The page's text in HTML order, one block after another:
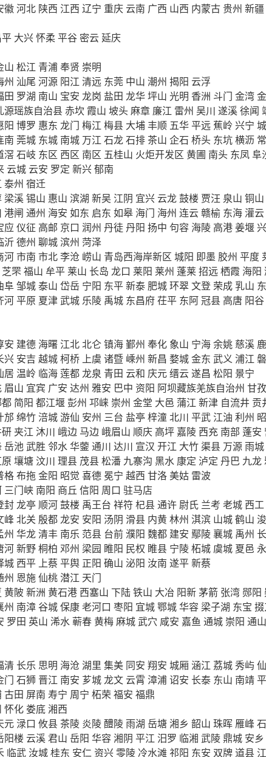
徽河北 陕西 江西 辽宁 重庆 云南 广西 山西 内蒙古 贵州 新疆
大兴怀柔平谷 密云延庆
山 松江 青浦奉贤 崇明
州 汕尾 河源 阳江 清远 东莞 中山 潮州 揭阳 云浮
田 罗湖 南山 宝安 龙岗 盐田 龙华坪山 光明 香洲 斗门 金湾
源瑶族自治县赤坎 霞山 坡头麻章 廉江 雷州 吴川 遂溪徐闻
阳 博罗 惠东 龙门 梅江 梅县 大埔丰顺 五华平远 蕉岭 兴宁
南 莞城 东城 南城 万江 石龙石排茶山 企石 桥头 东坑横沥
滘 石岐 东区 西区 南区 五桂山 火炬开发区 黄圃 南头 东凤阜
云城 云安 罗定 新兴郁南
泰州 宿迁
梁溪锡山 惠山 滨湖 新吴 江阴 宜兴 云龙鼓楼 贾汪 泉山 铜山
港闸 通州 海安 如东 启东 如皋 海门 海州 连云赣榆 东海灌云
应 仪征 高邮 京口 润州 丹徒丹阳 扬中 句容 海陵 高港姜堰
沂德州 聊城滨州 菏泽
河市南 市北李沧 崂山 青岛西海岸新区 城阳 即墨 胶州 平度
芝罘福山 牟平 莱山 长岛 龙口 莱阳 莱州 蓬莱招远 栖霞 海阳
阜邹城泰山 岱岳 宁阳 东平新泰 肥城环翠文登 荣成乳山
河平原 夏津武城 乐陵 禹城 东昌府茌平 东阿冠县 高唐 阳谷
安 建德 海曙 江北北仑镇海鄞州 奉化 象山 宁海余姚 慈溪
兴 安吉 越城柯桥 上虞 诸暨 嵊州 新昌 婺城金东 武义 浦江
居 温岭 临海莲都龙泉 青田 云和 庆元缙云遂昌 松阳 景宁
眉山 宜宾 广安 达州 雅安 巴中 资阳 阿坝藏族羌族自治州 甘
简阳 都江堰彭州 邛崃 崇州 金堂 大邑 蒲江 新津 自流井 贡
邡 绵竹 涪城游仙 安州 三台 盐亭 梓潼北川 平武 江油 利州
夹江 沐川 峨边 马边 峨眉山 顺庆 高坪 嘉陵 西充 南部 蓬安
岳池武胜 邻水华蓥 通川 达川 宣汉 开江 大竹 渠县 万源雨城
壤塘 汶川 理县 茂县松潘 九寨沟 黑水 康定 泸定 丹巴 九龙
格布拖金阳 昭觉 喜德 冕宁 越西 甘洛 美姑 雷波
三门峡 南阳 商丘 信阳 周口 驻马店
封龙亭 顺河鼓楼 禹王台 祥符 杞县通许 尉氏 兰考 老城 西工
峰 北关 殷都龙安 安阳 汤阴 滑县 内黄林州 淇滨 山城鹤山
州 华龙清丰 南乐 范县 台前濮阳 魏都 建安 鄢陵襄城 禹州
河新野桐柏 邓州 梁园 睢阳 民权 睢县 宁陵柘城 虞城 夏邑
城 西平 上蔡 平舆 正阳 确山 泌阳 汝南 遂平新蔡
州 恩施仙桃潜江 天门
黄陂 新洲 黄石港 西塞山 下陆铁山 大冶 阳新茅箭 张湾 郧阳
州 南漳谷城保康老河口 枣阳 宜城鄂城华容 梁子湖 东宝
罗田 英山 浠水蕲春黄梅麻城武穴 咸安 嘉鱼 通城 崇阳 通山
清 长乐 思明 海沧 湖里 集美 同安 翔安 城厢 涵江 荔城秀屿
门 石狮 晋江 南安 芗城龙文 云霄 漳浦诏安 长泰 东山 南靖
古田 屏南 寿宁 周宁 柘荣 福安 福鼎
怀化 娄底湘西
元 渌口 攸县茶陵 炎陵醴陵雨湖 岳塘湘乡 韶山 珠晖 雁峰
阳楼 云溪君山 岳阳 华容湘阴 平江 汨罗 临湘 武陵鼎城 安乡
临武 汝城桂东 安仁 资兴零陵 冷水滩 祁阳 东安 双牌道县